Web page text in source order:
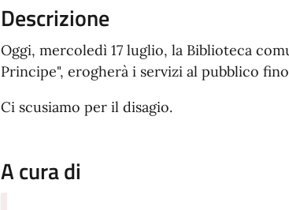
Descrizione
Oggi, mercoledì 17 luglio, la Biblioteca
Principe", erogherà i servizi al pubblico
Ci scusiamo per il disagio.
A cura di